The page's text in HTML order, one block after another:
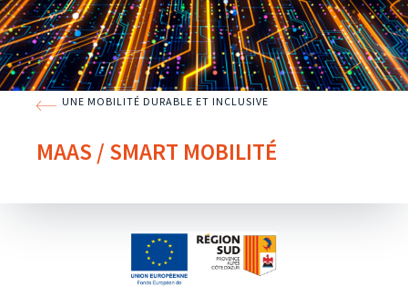
UNE MOBILITÉ DURABLE ET INCLUSIVE
MAAS / SMART MOBILITÉ